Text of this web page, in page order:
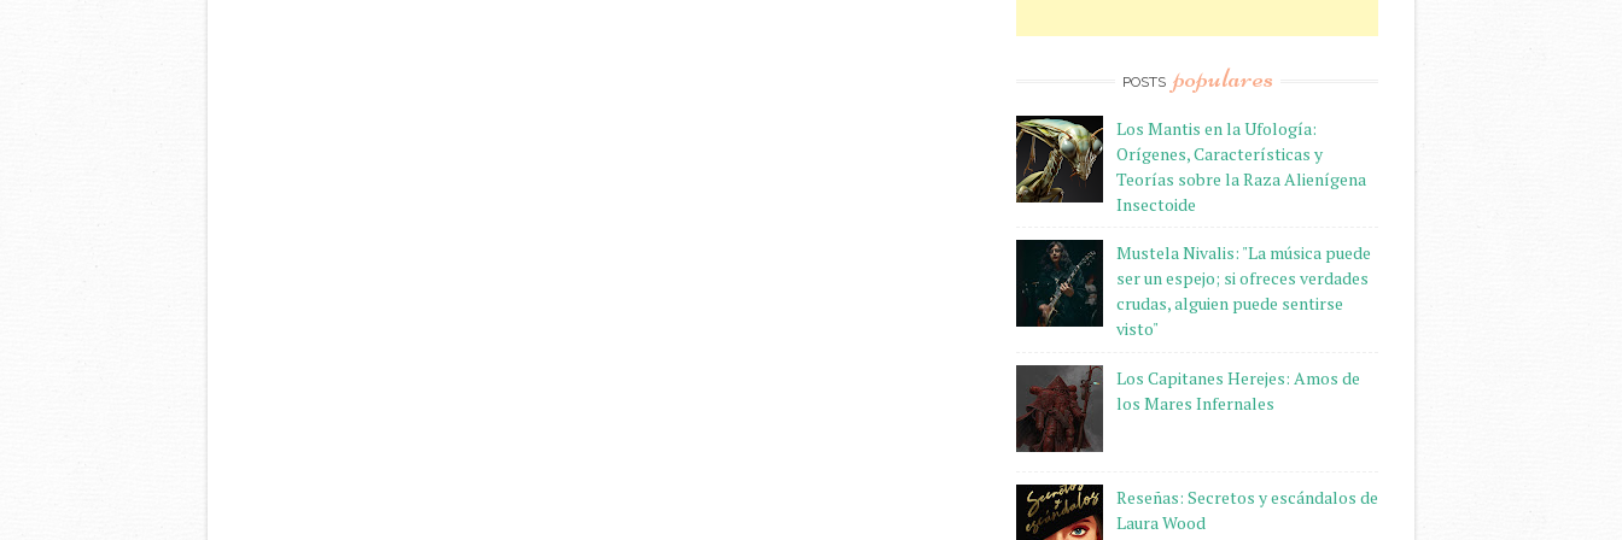
POSTS populares
Los Mantis en la Ufología:
Orígenes, Características y
Teorías sobre la Raza Alienígena
Insectoide
Mustela Nivalis: "La música puede
ser un espejo; si ofreces verdades
crudas, alguien puede sentirse
visto"
Los Capitanes Herejes: Amos de
los Mares Infernales
Reseñas: Secretos y escándalos de
Laura Wood